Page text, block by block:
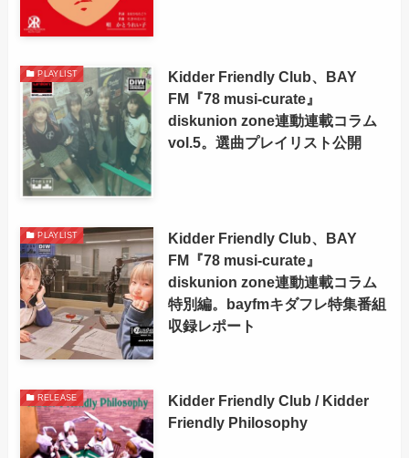
PLAYLIST
Kidder Friendly Club、BAY
FM『78 musi-curate』
diskunion zone連動連載コラム
vol.5。選曲プレイリスト公開
PLAYLIST
Kidder Friendly Club、BAY
FM『78 musi-curate』
diskunion zone連動連載コラム
特別編。bayfmキダフレ特集番組
収録レポート
RELEASE
Kidder Friendly Club / Kidder
Friendly Philosophy